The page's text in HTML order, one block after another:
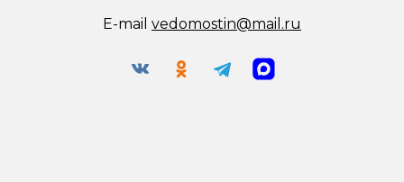
E-mail vedomostin@mail.ru